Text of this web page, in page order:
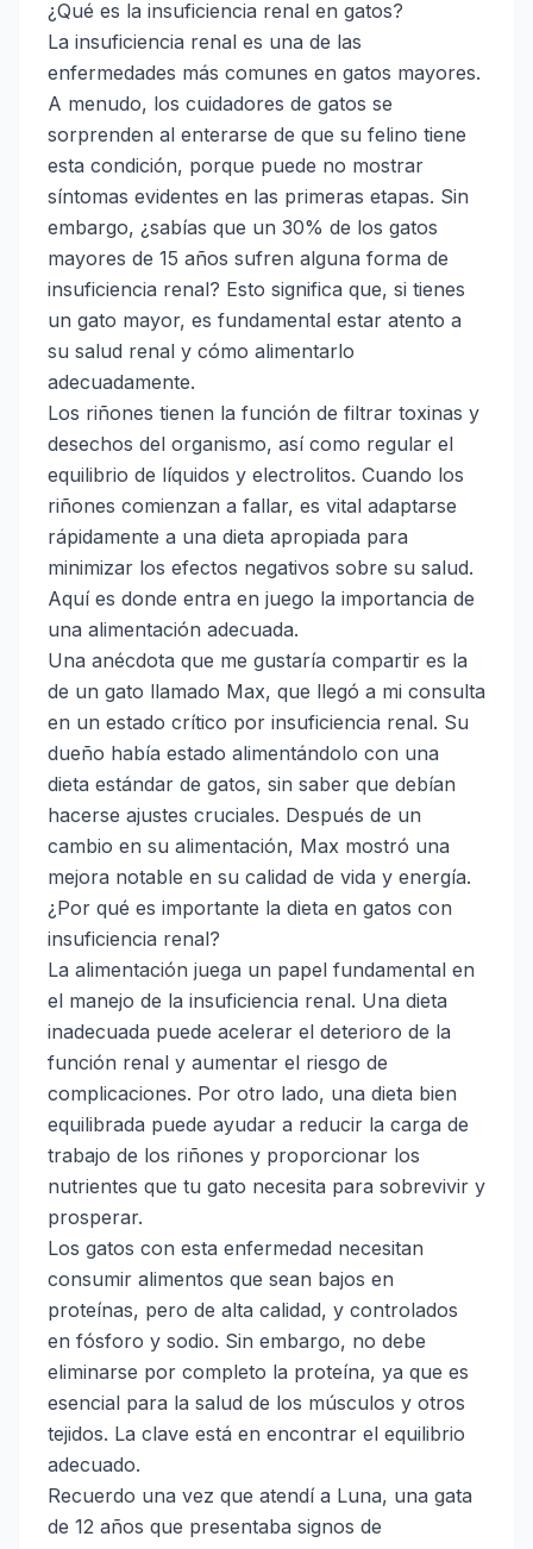
¿Qué es la insuficiencia renal en gatos?
La insuficiencia renal es una de las
enfermedades más comunes en gatos mayores.
A menudo, los cuidadores de gatos se
sorprenden al enterarse de que su felino tiene
esta condición, porque puede no mostrar
síntomas evidentes en las primeras etapas. Sin
embargo, ¿sabías que un 30% de los gatos
mayores de 15 años sufren alguna forma de
insuficiencia renal? Esto significa que, si tienes
un gato mayor, es fundamental estar atento a
su salud renal y cómo alimentarlo
adecuadamente.
Los riñones tienen la función de filtrar toxinas y
desechos del organismo, así como regular el
equilibrio de líquidos y electrolitos. Cuando los
riñones comienzan a fallar, es vital adaptarse
rápidamente a una dieta apropiada para
minimizar los efectos negativos sobre su salud.
Aquí es donde entra en juego la importancia de
una alimentación adecuada.
Una anécdota que me gustaría compartir es la
de un gato llamado Max, que llegó a mi consulta
en un estado crítico por insuficiencia renal. Su
dueño había estado alimentándolo con una
dieta estándar de gatos, sin saber que debían
hacerse ajustes cruciales. Después de un
cambio en su alimentación, Max mostró una
mejora notable en su calidad de vida y energía.
¿Por qué es importante la dieta en gatos con
insuficiencia renal?
La alimentación juega un papel fundamental en
el manejo de la insuficiencia renal. Una dieta
inadecuada puede acelerar el deterioro de la
función renal y aumentar el riesgo de
complicaciones. Por otro lado, una dieta bien
equilibrada puede ayudar a reducir la carga de
trabajo de los riñones y proporcionar los
nutrientes que tu gato necesita para sobrevivir y
prosperar.
Los gatos con esta enfermedad necesitan
consumir alimentos que sean bajos en
proteínas, pero de alta calidad, y controlados
en fósforo y sodio. Sin embargo, no debe
eliminarse por completo la proteína, ya que es
esencial para la salud de los músculos y otros
tejidos. La clave está en encontrar el equilibrio
adecuado.
Recuerdo una vez que atendí a Luna, una gata
de 12 años que presentaba signos de